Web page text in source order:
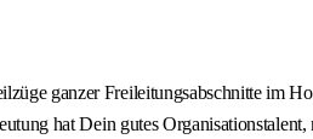
ganzer Freileitungsabschnitte im
hat Dein gutes